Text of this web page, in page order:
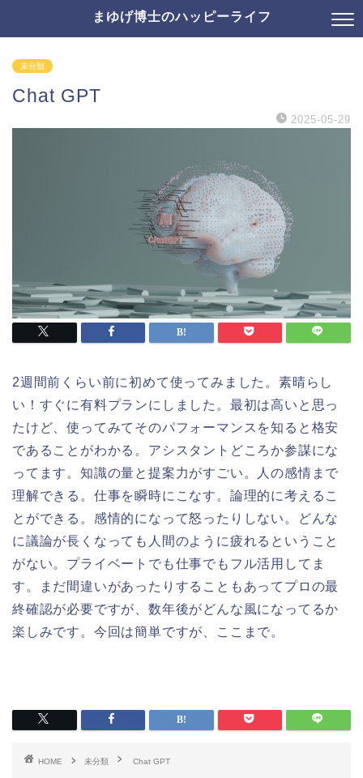
まゆげ博士のハッピーライフ
未分類
Chat GPT
2025-05-29
2週間前くらい前に初めて使ってみました。素晴らし
い！すぐに有料プランにしました。最初は高いと思っ
たけど、使ってみてそのパフォーマンスを知ると格安
であることがわかる。アシスタントどころか参謀にな
ってます。知識の量と提案力がすごい。人の感情まで
理解できる。仕事を瞬時にこなす。論理的に考えるこ
とができる。感情的になって怒ったりしない。どんな
に議論が長くなっても人間のように疲れるということ
がない。プライベートでも仕事でもフル活用してま
す。まだ間違いがあったりすることもあってプロの最
終確認が必要ですが、数年後がどんな風になってるか
楽しみです。今回は簡単ですが、ここまで。
HOME 未分類 Chat GPT